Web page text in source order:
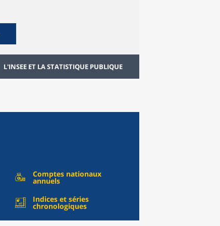
L'INSEE ET LA STATISTIQUE PUBLIQUE
Comptes nationaux
annuels
Indices et séries
chronologiques